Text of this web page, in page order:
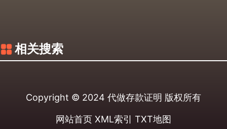
相关搜索
Copyright © 2024 代做存款证明 版权所有
网站首页 XML索引 TXT地图